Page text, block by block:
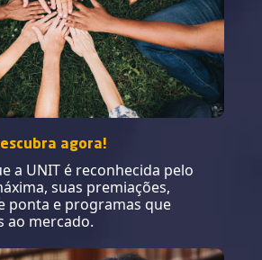
agora!
a UNIT é reconhecida pelo
suas premiações,
ponta e programas que
ao mercado.